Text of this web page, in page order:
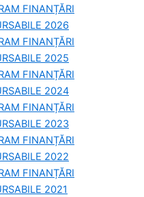
FINANȚĂRI
2026
FINANȚĂRI
2025
FINANȚĂRI
2024
FINANȚĂRI
2023
FINANȚĂRI
2022
FINANȚĂRI
2021